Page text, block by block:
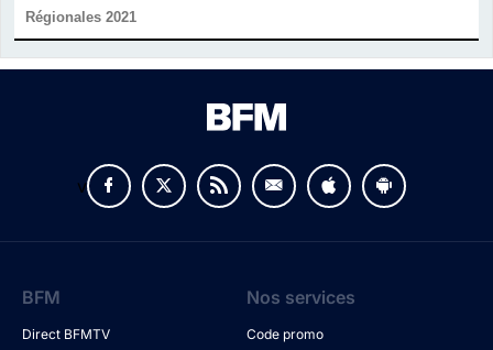
Régionales 2021
v
BFM
Direct BFMTV
Nos services
Code promo